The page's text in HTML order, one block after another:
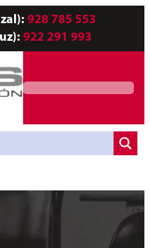
928 785 553
922 291 993